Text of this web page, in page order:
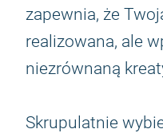
zapewnia, że
realizowana, ale
niezrównaną
Skrupulatnie